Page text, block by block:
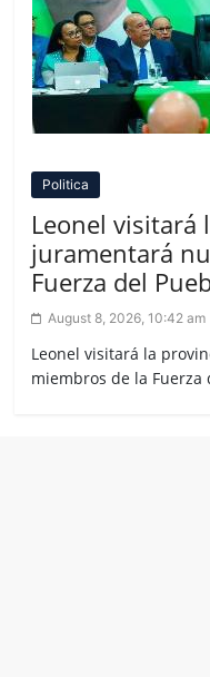
Politica
Leonel visitará
juramentará
Fuerza del
August 8, 2026, 10:42 am
Leonel visitará la
miembros de la Fuerza